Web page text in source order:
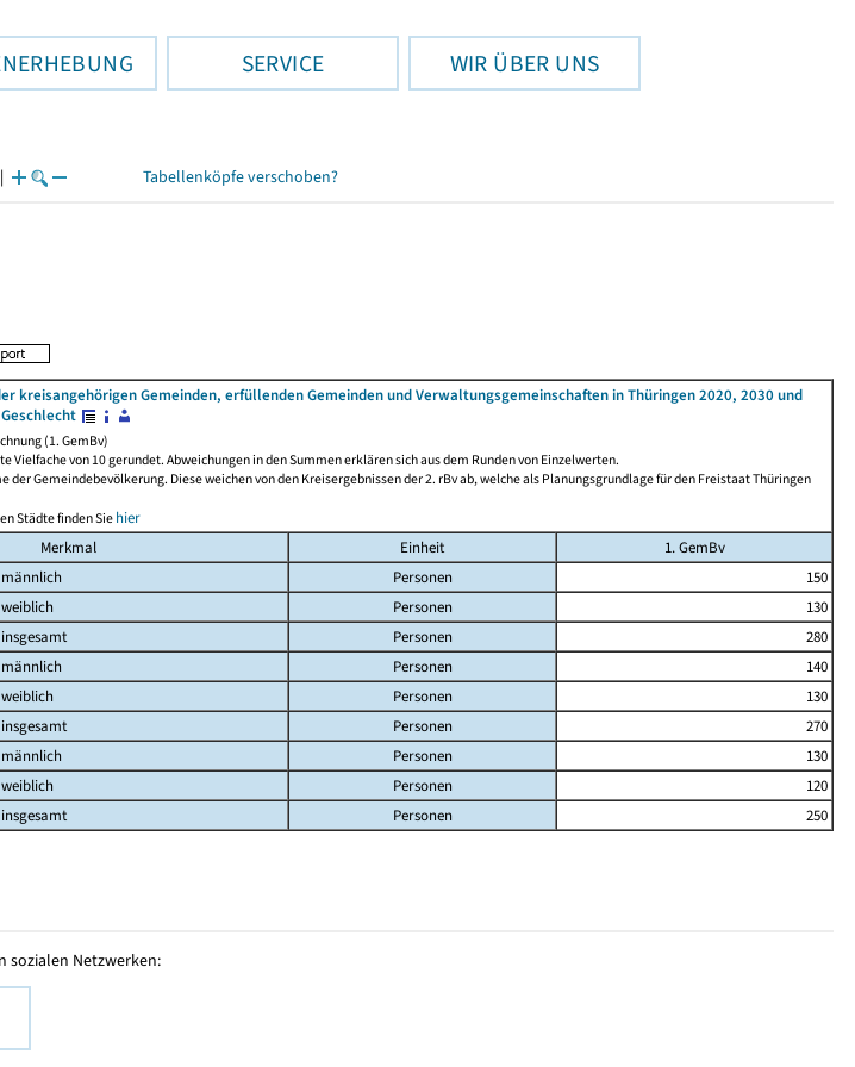
SERVICE WIR ÜBER UNS
| Tabellenköpfe verschoben?
kreisangehörigen Gemeinden, erfüllenden Gemeinden und Verwaltungsgemeinschaften in Thüringen 2020, 2030 und
(1. GemBv)
Vielfache von 10 gerundet. Abweichungen in den Summen erklären sich aus dem Runden von Einzelwerten.
der Gemeindebevölkerung. Diese weichen von den Kreisergebnissen der 2. rBv ab, welche als Planungsgrundlage für den Freistaat Thüringen
Städte finden Siehier
Merkmal
Einheit
1. GemBv
männlich Personen
150
weiblich
Personen
130
insgesamt
Personen
280
männlich Personen
140
weiblich
Personen
130
insgesamt
Personen
270
männlich Personen
130
weiblich
Personen
120
insgesamt
Personen 250
sozialen Netzwerken: